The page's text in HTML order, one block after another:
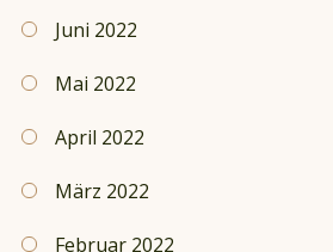
Juni 2022
Mai 2022
April 2022
März 2022
Februar 2022